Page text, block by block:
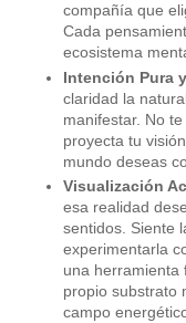
compañía que
Cada
ecosistema
Intención Pura
claridad la
manifestar. No
proyecta tu
mundo deseas
Visualización
esa realidad
sentidos. Siente
experimentarla
una herramienta
propio substrato
campo